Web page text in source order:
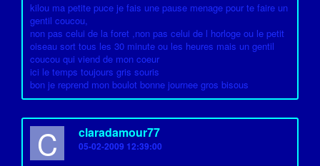
kilou ma petite puce je fais une pause menage pour te faire un
gentil coucou,
non pas celui de la foret ,non pas celui de l horloge ou le petit
oiseau sort tous les 30 minute ou les heures mais un gentil
coucou qui viend de mon coeur
ici le temps toujours gris souris
bon je reprend mon boulot bonne journee gros bisous
C claradamour77
05-02-2009 12:39:00